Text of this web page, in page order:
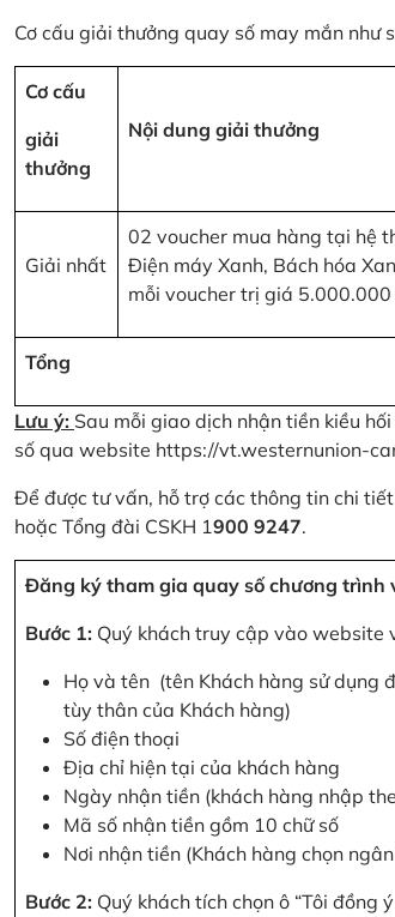
Cơ cấu giải thưởng quay số may mắn như
Cơ cấu
giải
thưởng
Nội dung giải thưởng
Giải nhất
02 voucher mua hàng tại hệ
Điện máy Xanh, Bách hóa
mỗi voucher trị giá 5.000.000
Tổng
Lưu ý: Sau mỗi giao dịch nhận tiền kiều
số qua website https://vt.westernunion-
Để được tư vấn, hỗ trợ các thông tin chi
hoặc Tổng đài CSKH 1900 9247.
Đăng ký tham gia quay số chương trình
Bước 1: Quý khách truy cập vào website
Họ và tên (tên Khách hàng sử dụng
tùy thân của Khách hàng)
Số điện thoại
Địa chỉ hiện tại của khách hàng
Ngày nhận tiền (khách hàng nhập
Mã số nhận tiền gồm 10 chữ số
Nơi nhận tiền (Khách hàng chọn
Bước 2: Quý khách tích chọn ô “Tôi đồng